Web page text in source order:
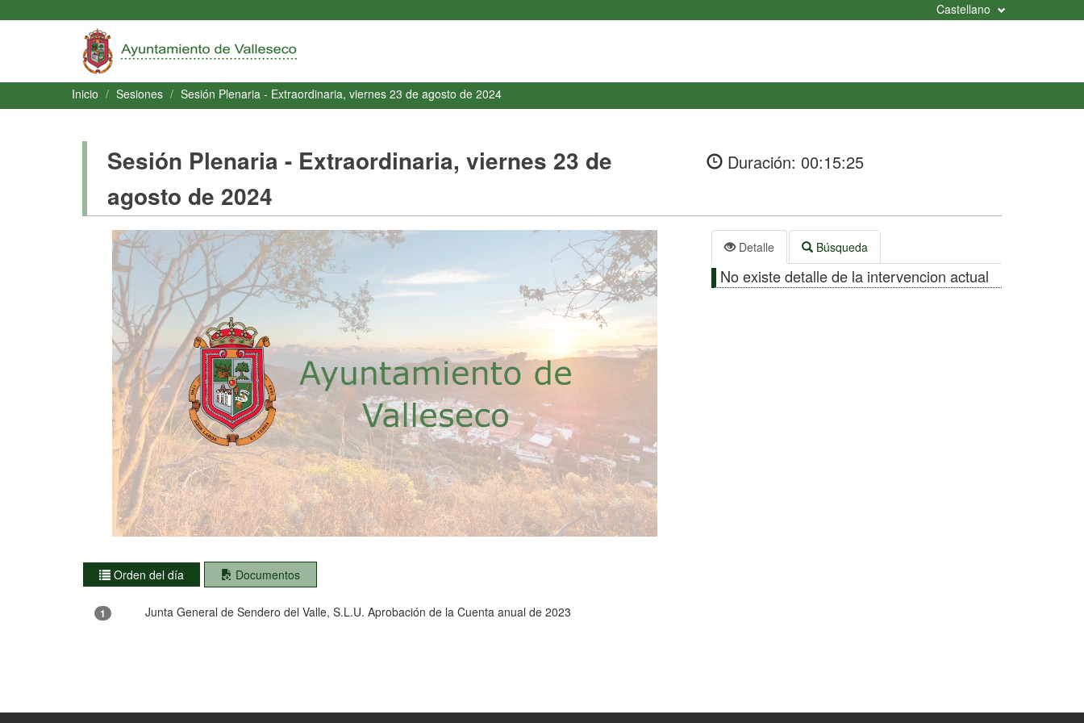
Castellano
Inicio Sesiones Sesión Plenaria - Extraordinaria, viernes 23 de agosto de 2024
Sesión Plenaria - Extraordinaria, viernes 23 de
agosto de 2024
Duración: 00:15:25
Detalle Búsqueda
No existe detalle de la intervencion actual
Orden del día Documentos
1 Junta General de Sendero del Valle, S.L.U. Aprobación de la Cuenta anual de 2023